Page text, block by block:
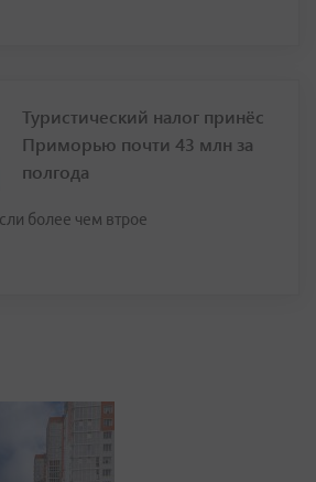
Туристический налог принёс
Приморью почти 43 млн за
полгода
более чем втрое